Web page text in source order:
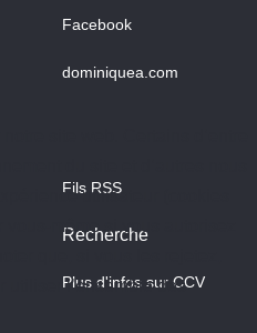
Facebook
dominiquea.com
Fils RSS
Recherche
Plus d'infos sur CCV
utilisateur (cookies
vous-même si vous autorisez
que, si vous les rejetez,
utiliser l’ensemble des